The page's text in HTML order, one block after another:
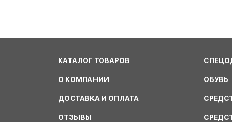
КАТАЛОГ ТОВАРОВ
О КОМПАНИИ
ДОСТАВКА И ОПЛАТА
ОТЗЫВЫ
ОБУВЬ